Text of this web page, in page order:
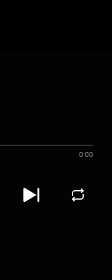
0:00